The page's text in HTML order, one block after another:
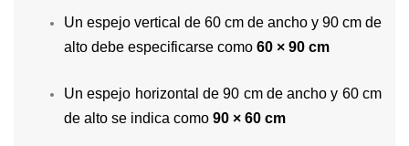
Un espejo vertical de 60 cm de ancho y 90 cm de
alto debe especificarse como 60 × 90 cm
Un espejo horizontal de 90 cm de ancho y 60 cm
de alto se indica como 90 × 60 cm